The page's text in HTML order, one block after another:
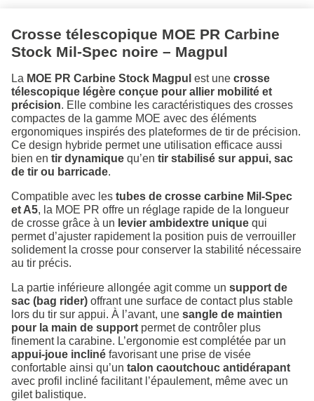
Crosse télescopique MOE PR Carbine
Stock Mil-Spec noire – Magpul
La MOE PR Carbine Stock Magpul est une crosse
télescopique légère conçue pour allier mobilité et
précision. Elle combine les caractéristiques des crosses
compactes de la gamme MOE avec des éléments
ergonomiques inspirés des plateformes de tir de précision.
Ce design hybride permet une utilisation efficace aussi
bien en tir dynamique qu’en tir stabilisé sur appui, sac
de tir ou barricade.
Compatible avec les tubes de crosse carbine Mil-Spec
et A5, la MOE PR offre un réglage rapide de la longueur
de crosse grâce à un levier ambidextre unique qui
permet d’ajuster rapidement la position puis de verrouiller
solidement la crosse pour conserver la stabilité nécessaire
au tir précis.
La partie inférieure allongée agit comme un support de
sac (bag rider) offrant une surface de contact plus stable
lors du tir sur appui. À l’avant, une sangle de maintien
pour la main de support permet de contrôler plus
finement la carabine. L’ergonomie est complétée par un
appui-joue incliné favorisant une prise de visée
confortable ainsi qu’un talon caoutchouc antidérapant
avec profil incliné facilitant l’épaulement, même avec un
gilet balistique.